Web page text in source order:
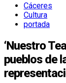
Cáceres
Cultura
portada
‘Nuestro
pueblos de